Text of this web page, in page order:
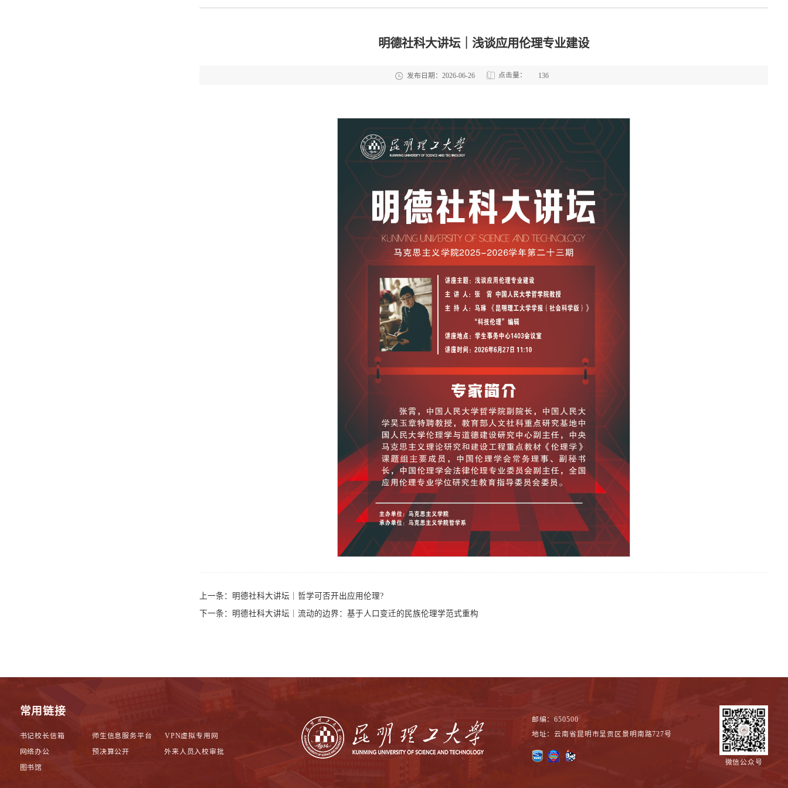
明德社科大讲坛｜浅谈应用伦理专业建设
发布日期：2026-06-26 点击量： 136
上一条：
明德社科大讲坛｜哲学可否开出应用伦理?
下一条：
明德社科大讲坛｜流动的边界：基于人口变迁的民族伦理学范式重构
常用链接
书记校长信箱 师生信息服务平台
VPN虚拟专用网
网络办公
预决算公开
外来人员入校审批
图书馆
邮编：650500
地址：云南省昆明市呈贡区景明南路727号
微信公众号